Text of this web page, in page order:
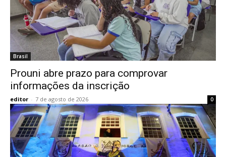
Brasil
Prouni abre prazo para comprovar
informações da inscrição
editor - 7 de agosto de 2026 0